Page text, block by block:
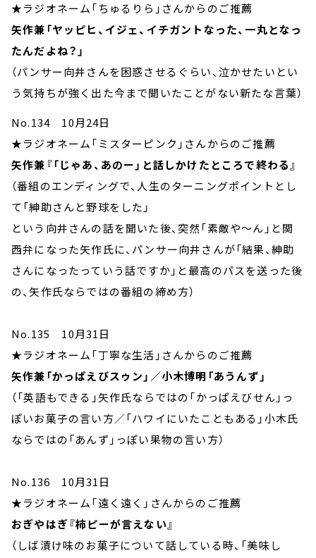
★ラジオネーム「ちゅるりら」さんからのご推薦
矢作兼「ヤッピヒ、イジェ、イチガントなった、一丸となっ
たんだよね？」
（パンサー向井さんを困惑させるぐらい、泣かせたいとい
う気持ちが強く出た今まで聞いたことがない新たな言葉）
No.134 10月24日
★ラジオネーム「ミスターピンク」さんからのご推薦
矢作兼『「じゃあ、あのー」と話しかけたところで終わる』
（番組のエンディングで、人生のターニングポイントとし
て「紳助さんと野球をした」
という向井さんの話を聞いた後、突然「素敵や～ん」と関
西弁になった矢作氏に、パンサー向井さんが「結果、紳助
さんになったっていう話ですか」と最高のパスを送った後
の、矢作氏ならではの番組の締め方）
No.135 10月31日
★ラジオネーム「丁寧な生活」さんからのご推薦
矢作兼「かっぱえびスゥン」／小木博明「あうんず」
（「英語もできる」矢作氏ならではの「かっぱえびせん」っ
ぽいお菓子の言い方／「ハワイにいたこともある」小木氏
ならではの「あんず」っぽい果物の言い方）
No.136 10月31日
★ラジオネーム「遠く遠く」さんからのご推薦
おぎやはぎ『柿ピーが言えない』
（しば漬け味のお菓子について話している時、「美味し